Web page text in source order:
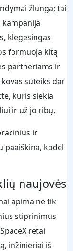
žlunga; tai
kampanija
klegesingas
formuoja kitą
partneriams ir
suteiks dar
kuris siekia
ir už jo ribų.
ir
paaiškina, kodėl
naujovės
apima ne tik
stiprinimus
retai
inžinieriai iš